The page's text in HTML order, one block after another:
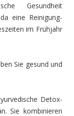
Gesundheit
eine Reinigung-
im Frühjahr
Sie gesund und
Detox-
Sie kombinieren